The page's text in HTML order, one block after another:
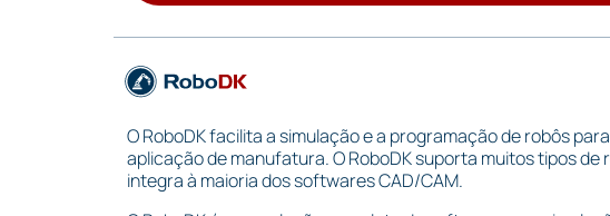
O RoboDK facilita a simulação e a programação de robôs
aplicação de manufatura. O RoboDK suporta muitos tipos de
integra à maioria dos softwares CAD/CAM.